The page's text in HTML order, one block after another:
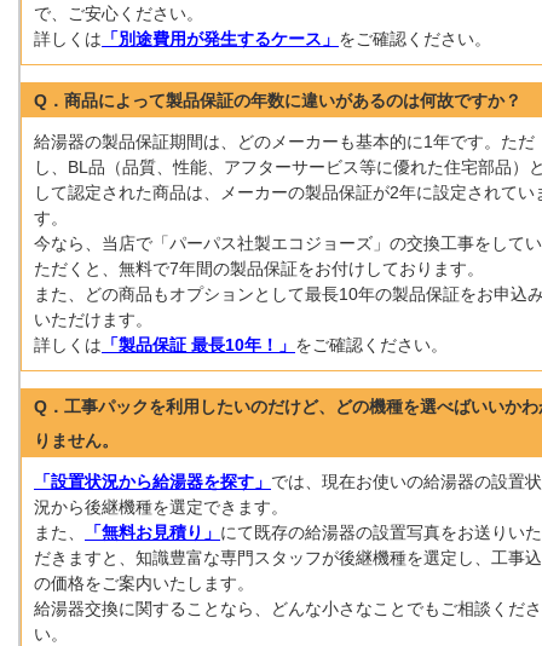
で、ご安心ください。
詳しくは 「別途費用が発生するケース」 をご確認ください。
Q．商品によって製品保証の年数に違いがあるのは何故ですか？
給湯器の製品保証期間は、どのメーカーも基本的に1年です。ただ
し、BL品（品質、性能、アフターサービス等に優れた住宅部品）
して認定された商品は、メーカーの製品保証が2年に設定されてい
す。
今なら、当店で「パーパス社製エコジョーズ」の交換工事をしてい
ただくと、無料で7年間の製品保証をお付けしております。
また、どの商品もオプションとして最長10年の製品保証をお申込
いただけます。
詳しくは 「製品保証 最長10年！」 をご確認ください。
Q．工事パックを利用したいのだけど、どの機種を選べばいいかわ
りません。
「設置状況から給湯器を探す」 では、現在お使いの給湯器の設置状
況から後継機種を選定できます。
また、
「無料お見積り」 にて既存の給湯器の設置写真をお送りいた
だきますと、知識豊富な専門スタッフが後継機種を選定し、工事込
の価格をご案内いたします。
給湯器交換に関することなら、どんな小さなことでもご相談くださ
い。